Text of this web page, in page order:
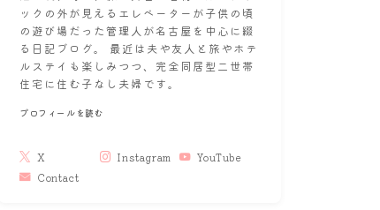
ックの外が見えるエレベーターが子供の頃
の遊び場だった管理人が名古屋を中心に綴
る日記ブログ。 最近は夫や友人と旅やホテ
ルステイも楽しみつつ、完全同居型二世帯
住宅に住む子なし夫婦です。
プロフィールを読む
X Instagram
YouTube
Contact